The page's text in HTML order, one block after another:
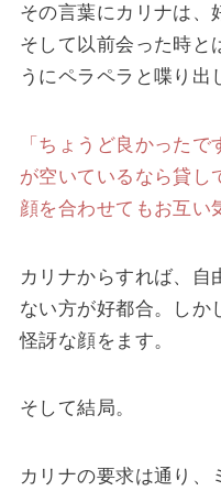
その言葉にカリナは、
そして以前会った時と
うにペラペラと喋り出
「ちょうど良かった
が空いているなら貸し
顔を合わせてもお互い
カリナからすれば、自
ない方が好都合。しか
怪訝な顔をます。
そして結局。
カリナの要求は通り、